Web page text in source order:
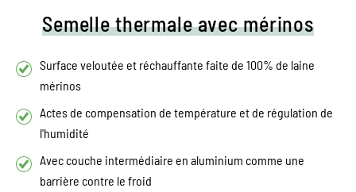
Semelle thermale avec mérinos
Surface veloutée et réchauffante faite de 100% de laine
mérinos
Actes de compensation de température et de régulation de
l'humidité
Avec couche intermédiaire en aluminium comme une
barrière contre le froid